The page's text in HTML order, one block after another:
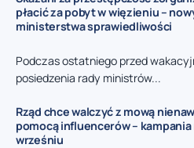
płacić za pobyt w więzieniu –
ministerstwa sprawiedliwości
Podczas ostatniego przed
posiedzenia rady ministrów...
Rząd chce walczyć z mową
pomocą influencerów – kampania
wrześniu